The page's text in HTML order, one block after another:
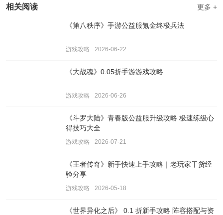
相关阅读 更多 +
《第八秩序》手游公益服氪金终极兵法
游戏攻略 2026-06-22
《大战魂》0.05折手游游戏攻略
游戏攻略 2026-06-26
《斗罗大陆》青春版公益服升级攻略 极速练级心
得技巧大全
游戏攻略 2026-07-21
《王者传奇》新手快速上手攻略｜老玩家干货经
验分享
游戏攻略 2026-05-18
《世界异化之后》 0.1 折新手攻略 阵容搭配与资